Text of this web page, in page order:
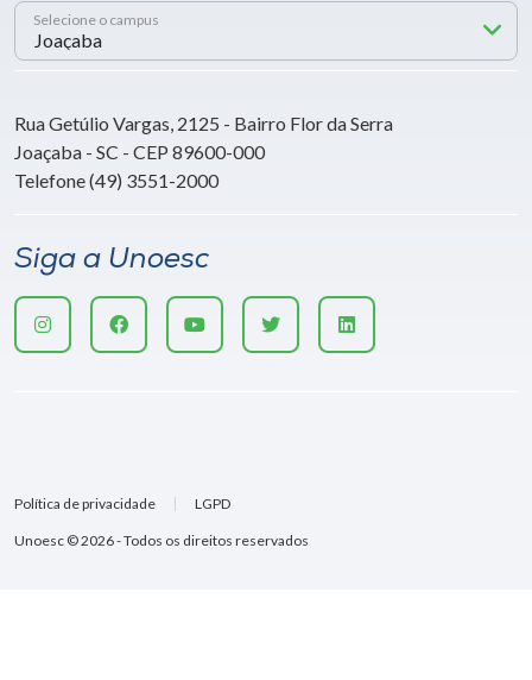
Selecione o campus
Rua Getúlio Vargas, 2125 - Bairro Flor da Serra
Joaçaba - SC - CEP 89600-000
Telefone (49) 3551-2000
Siga a Unoesc
Unoesc © 2026 - Todos os direitos reservados
Política de privacidade LGPD